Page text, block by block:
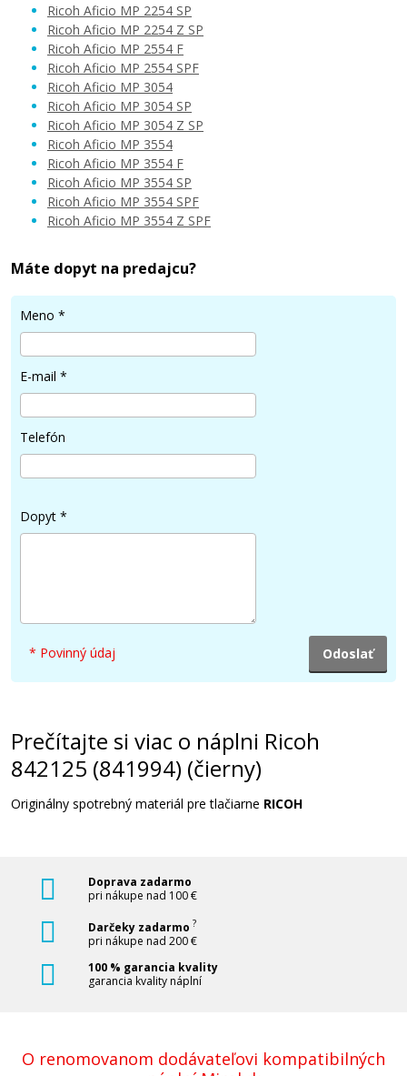
Ricoh Aficio MP 2254 SP
Ricoh Aficio MP 2254 Z SP
Ricoh Aficio MP 2554 F
Ricoh Aficio MP 2554 SPF
Ricoh Aficio MP 3054
Ricoh Aficio MP 3054 SP
Ricoh Aficio MP 3054 Z SP
Ricoh Aficio MP 3554
Ricoh Aficio MP 3554 F
Ricoh Aficio MP 3554 SP
Ricoh Aficio MP 3554 SPF
Ricoh Aficio MP 3554 Z SPF
Máte dopyt na predajcu?
Meno *
E-mail *
Telefón
Dopyt *
* Povinný údaj
Prečítajte si viac o náplni Ricoh
842125 (841994) (čierny)
Originálny spotrebný materiál pre tlačiarne RICOH
Doprava zadarmo
pri nákupe nad 100 €
Darčeky zadarmo ?
pri nákupe nad 200 €
100 % garancia kvality
garancia kvality náplní
O renomovanom dodávateľovi kompatibilných